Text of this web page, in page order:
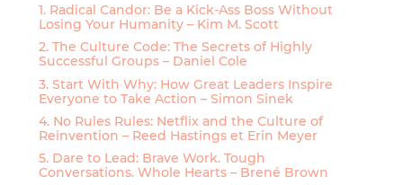
1. Radical Candor: Be a Kick-Ass Boss Without
Losing Your Humanity – Kim M. Scott
2. The Culture Code: The Secrets of Highly
Successful Groups – Daniel Cole
3. Start With Why: How Great Leaders Inspire
Everyone to Take Action – Simon Sinek
4. No Rules Rules: Netflix and the Culture of
Reinvention – Reed Hastings et Erin Meyer
5. Dare to Lead: Brave Work. Tough
Conversations. Whole Hearts – Brené Brown